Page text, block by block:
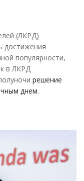
(ЛКРД)
достижения
популярности,
в ЛКРД
решение
днем.